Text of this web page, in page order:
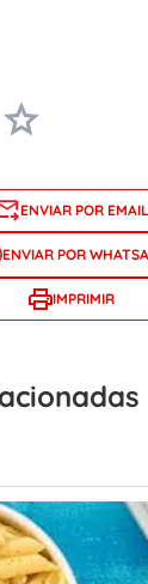
ENVIAR POR EMAIL
ENVIAR POR
IMPRIMIR